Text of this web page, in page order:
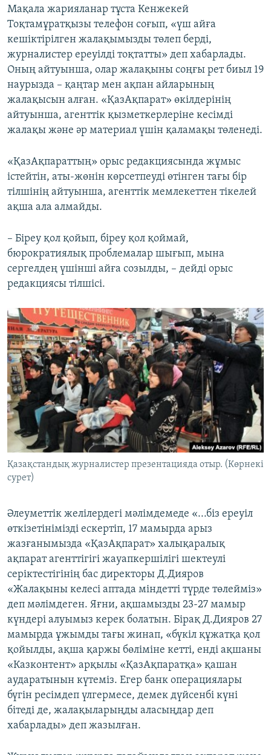
Мақала жарияланар тұста Кенжекей
Тоқтамұратқызы телефон соғып, «үш айға
кешіктірілген жалақымызды төлеп берді,
журналистер ереуілді тоқтатты» деп хабарлады.
Оның айтуынша, олар жалақыны соңғы рет биыл 19
наурызда – қаңтар мен ақпан айларының
жалақысын алған. «ҚазАқпарат» өкілдерінің
айтуынша, агенттік қызметкерлеріне кесімді
жалақы және әр материал үшін қаламақы төленеді.
«ҚазАқпараттың» орыс редакциясында жұмыс
істейтін, аты-жөнін көрсетпеуді өтінген тағы бір
тілшінің айтуынша, агенттік мемлекеттен тікелей
ақша ала алмайды.
– Біреу қол қойып, біреу қол қоймай,
бюрократиялық проблемалар шығып, мына
сергелдең үшінші айға созылды, – дейді орыс
редакциясы тілшісі.
Қазақстандық журналистер презентацияда отыр. (Көрнекі
сурет)
Әлеуметтік желілердегі мәлімдемеде «...біз ереуіл
өткізетінімізді ескертіп, 17 мамырда арыз
жазғанымызда «ҚазАқпарат» халықаралық
ақпарат агенттігігі жауапкершілігі шектеулі
серіктестігінің бас директоры Д.Дияров
«Жалақыны келесі аптада міндетті түрде төлейміз»
деп мәлімдеген. Яғни, ақшамызды 23-27 мамыр
күндері алуымыз керек болатын. Бірақ Д.Дияров 27
мамырда ұжымды тағы жинап, «бүкіл құжатқа қол
қойылды, ақша қаржы бөліміне кетті, енді ақшаны
«Казконтент» арқылы «ҚазАқпаратқа» қашан
аударатынын күтеміз. Егер банк операциялары
бүгін ресімдеп үлгермесе, демек дүйсенбі күні
бітеді де, жалақыларыңды аласыңдар деп
хабарлады» деп жазылған.